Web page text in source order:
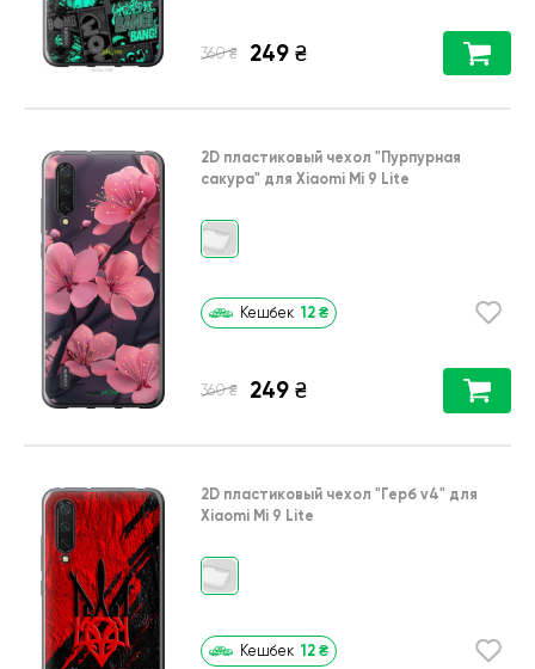
360 ₴ 249 ₴
2D пластиковый чехол "Пурпурная
сакура" для Xiaomi Mi 9 Lite
Кешбек 12 ₴
360 ₴ 249 ₴
2D пластиковый чехол "Герб v4" для
Xiaomi Mi 9 Lite
Кешбек 12 ₴